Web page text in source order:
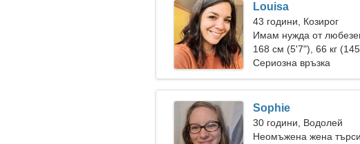
Louisa
43 години, Козирог
Имам нужда от
ски заедно
168 см (5'7"), 66 кг
Сериозна връзка
Sophie
30 години, Водолей
Неомъжена жена